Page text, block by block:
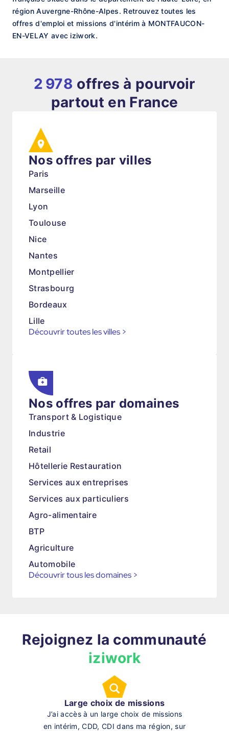
région Auvergne-Rhône-Alpes. Retrouvez toutes les
offres d'emploi et missions d'intérim à MONTFAUCON-
EN-VELAY avec iziwork.
2 978 offres à pourvoir
partout en France
Nos offres par villes
Paris
Marseille
Lyon
Toulouse
Nice
Nantes
Montpellier
Strasbourg
Bordeaux
Lille
Découvrir toutes les villes >
Nos offres par domaines
Transport & Logistique
Industrie
Retail
Hôtellerie Restauration
Services aux entreprises
Services aux particuliers
Agro-alimentaire
BTP
Agriculture
Automobile
Découvrir tous les domaines >
Rejoignez la communauté
iziwork
Large choix de missions
J’ai accès à un large choix de missions
en intérim, CDD, CDI dans ma région, sur